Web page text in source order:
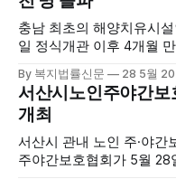
충남 최초의 해양치유시
일 정식개관 이후 4개월
양자원을 활용한 맞춤형
를 선보이며 관광객과 군민의
하수, 피트 등 태안의 청정
복을 돕는 다양한 프로그
By 복지법률신문 28 5월
서산시노인주야간보
개최
서산시 관내 노인 주·야간
주야간보호협회가 5월 28